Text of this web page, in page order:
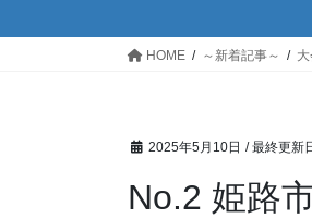
HOME ～新着記事～
2025年5月10日 / 最終更新
No.2 姫路